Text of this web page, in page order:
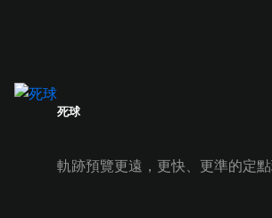
死球
軌跡預覽更遠，更快、更準的定點